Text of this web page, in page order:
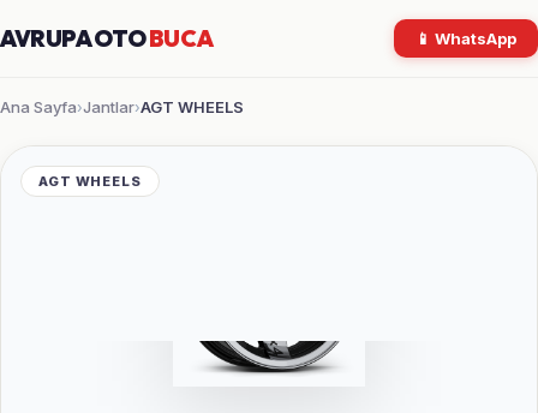
AVRUPA OTOBUCA 📱 WhatsApp
Ana Sayfa›Jantlar›AGT WHEELS
AGT WHEELS